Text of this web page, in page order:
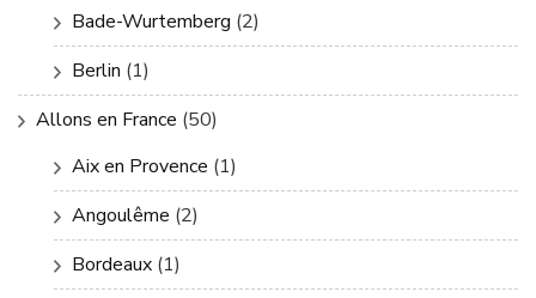
Bade-Wurtemberg (2)
Berlin (1)
Allons en France (50)
Aix en Provence (1)
Angoulême (2)
Bordeaux (1)